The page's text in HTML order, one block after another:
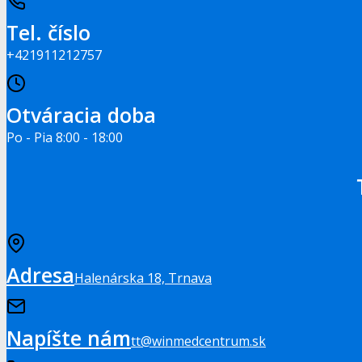
Tel. číslo
+421911212757
Otváracia doba
Po - Pia 8:00 - 18:00
AdresaHalenárska 18, Trnava
Napíšte námtt@winmedcentrum.sk